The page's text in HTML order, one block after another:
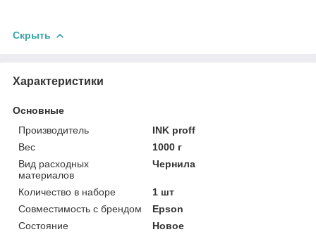
Скрыть
Характеристики
Основные
Производитель
INK proff
Вес
1000 г
Вид расходных
материалов
Чернила
Количество в наборе
1 шт
Совместимость с брендом
Epson
Состояние
Новое